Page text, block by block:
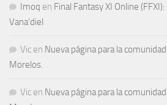
Imoq en Final Fantasy XI Online
Vana’diel
Vic en Nueva página para la
Morelos.
Vic en Nueva página para la